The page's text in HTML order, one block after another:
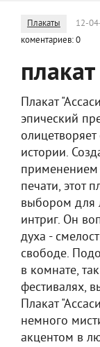
Плакаты 12-
коментариев: 0
Плакат
эпический
истории.
применением
печати, этот
выбором для
интриг. Он
духа -
свободе.
в комнате,
фестивалях,
Плакат
немного
акцентом в